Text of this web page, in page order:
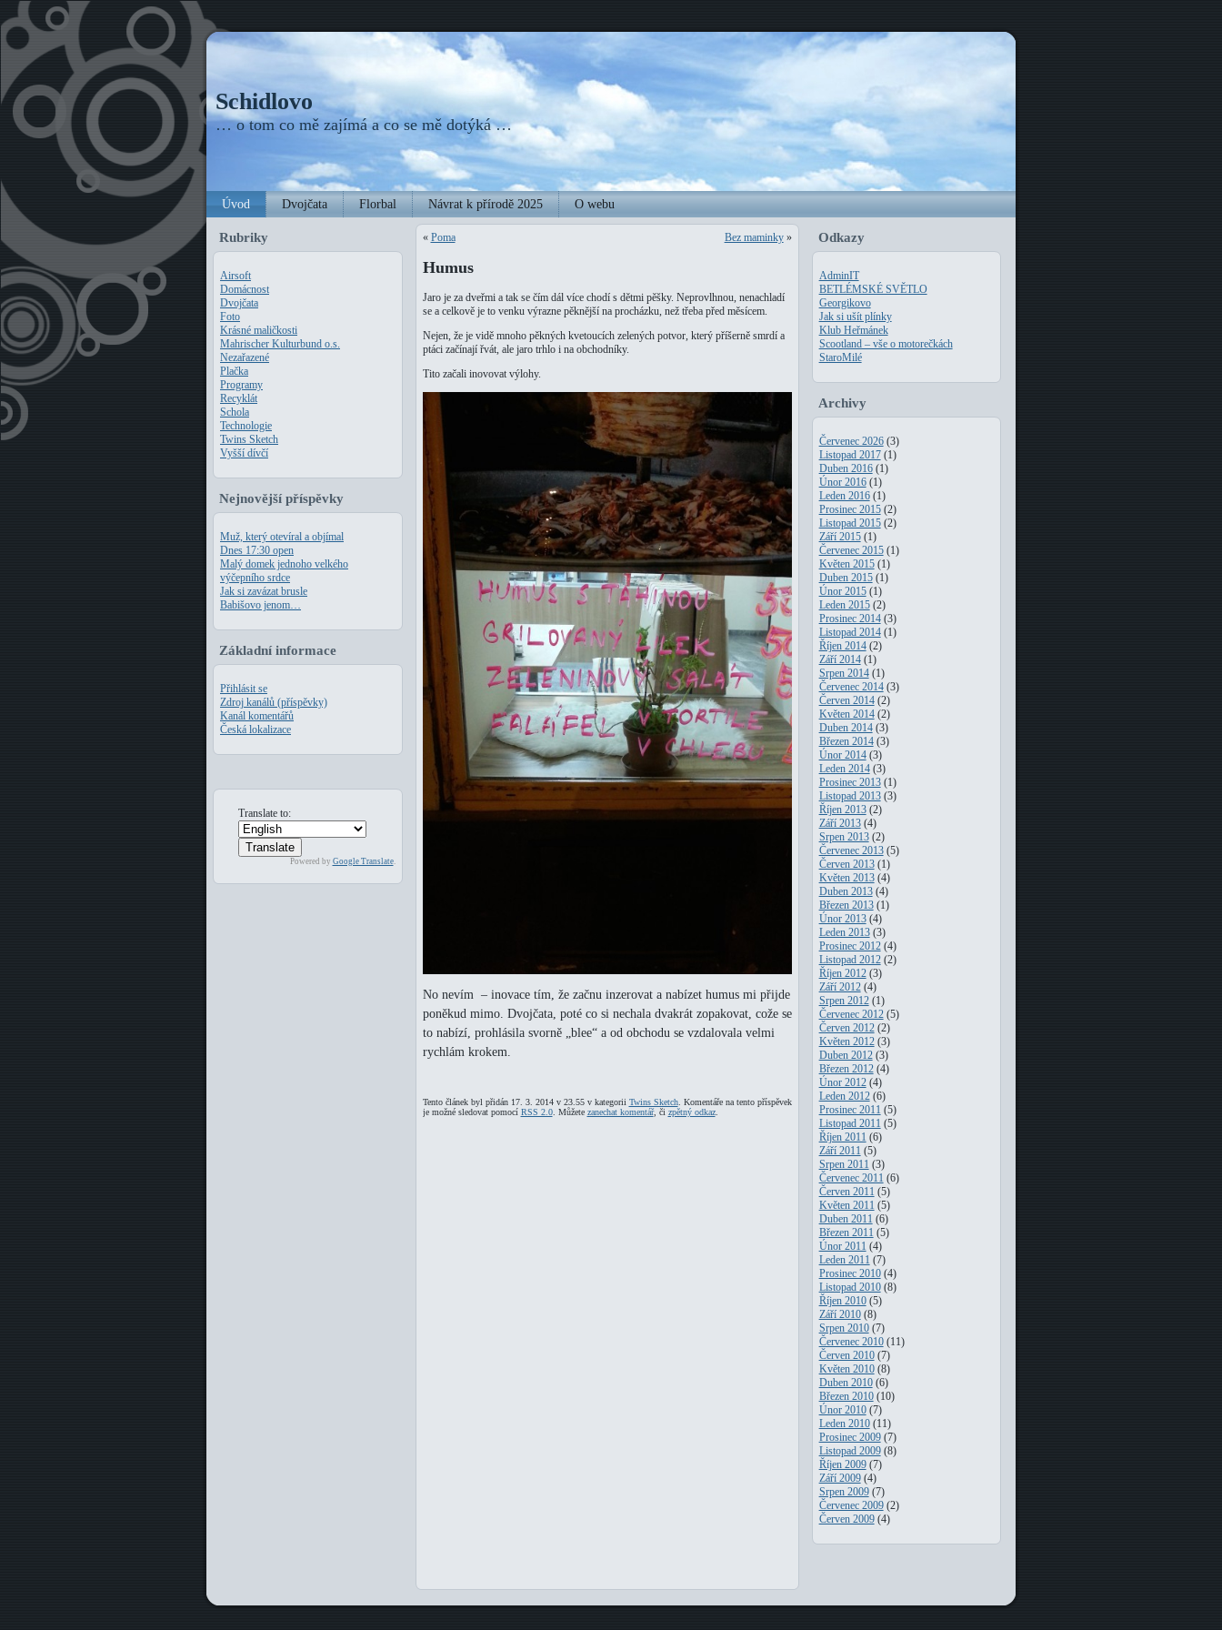
Schidlovo
… o tom co mě zajímá a co se mě dotýká …
Úvod Dvojčata Florbal Návrat k přírodě 2025 O webu
Rubriky
Airsoft
Domácnost
Dvojčata
Foto
Krásné maličkosti
Mahrischer Kulturbund o.s.
Nezařazené
Plačka
Programy
Recyklát
Schola
Technologie
Twins Sketch
Vyšší dívčí
Nejnovější příspěvky
Muž, který otevíral a objímal
Dnes 17:30 open
Malý domek jednoho velkého
výčepního srdce
Jak si zavázat brusle
Babišovo jenom…
Základní informace
Přihlásit se
Zdroj kanálů (příspěvky)
Kanál komentářů
Česká lokalizace
Translate to:
Powered by Google Translate.
« Poma Bez maminky»
Humus
Jaro je za dveřmi a tak se čím dál více chodí s dětmi pěšky. Neprovlhnou, nenachladí
se a celkově je to venku výrazne pěknější na procházku, než třeba před měsícem.
Nejen, že je vidě mnoho pěkných kvetoucích zelených potvor, který příšerně smrdí a
ptáci začínají řvát, ale jaro trhlo i na obchodníky.
Tito začali inovovat výlohy.
No nevím – inovace tím, že začnu inzerovat a nabízet humus mi přijde
poněkud mimo. Dvojčata, poté co si nechala dvakrát zopakovat, cože se
to nabízí, prohlásila svorně „blee“ a od obchodu se vzdalovala velmi
rychlám krokem.
Tento článek byl přidán 17. 3. 2014 v 23.55 v kategorii Twins Sketch. Komentáře na tento příspěvek
je možné sledovat pomocí RSS 2.0. Můžete zanechat komentář, či zpětný odkaz.
Odkazy
AdminIT
BETLÉMSKÉ SVĚTLO
Georgikovo
Jak si ušít plínky
Klub Heřmánek
Scootland – vše o motorečkách
StaroMilé
Archivy
Červenec 2026(3)
Listopad 2017(1)
Duben 2016(1)
Únor 2016(1)
Leden 2016(1)
Prosinec 2015(2)
Listopad 2015(2)
Září 2015(1)
Červenec 2015(1)
Květen 2015(1)
Duben 2015(1)
Únor 2015(1)
Leden 2015(2)
Prosinec 2014(3)
Listopad 2014(1)
Říjen 2014(2)
Září 2014(1)
Srpen 2014(1)
Červenec 2014(3)
Červen 2014(2)
Květen 2014(2)
Duben 2014(3)
Březen 2014(3)
Únor 2014(3)
Leden 2014(3)
Prosinec 2013(1)
Listopad 2013(3)
Říjen 2013(2)
Září 2013(4)
Srpen 2013(2)
Červenec 2013(5)
Červen 2013(1)
Květen 2013(4)
Duben 2013(4)
Březen 2013(1)
Únor 2013(4)
Leden 2013(3)
Prosinec 2012(4)
Listopad 2012(2)
Říjen 2012(3)
Září 2012(4)
Srpen 2012(1)
Červenec 2012(5)
Červen 2012(2)
Květen 2012(3)
Duben 2012(3)
Březen 2012(4)
Únor 2012(4)
Leden 2012(6)
Prosinec 2011 (5)
Listopad 2011 (5)
Říjen 2011 (6)
Září 2011 (5)
Srpen 2011 (3)
Červenec 2011 (6)
Červen 2011 (5)
Květen 2011 (5)
Duben 2011 (6)
Březen 2011 (5)
Únor 2011 (4)
Leden 2011 (7)
Prosinec 2010(4)
Listopad 2010(8)
Říjen 2010(5)
Září 2010(8)
Srpen 2010(7)
Červenec 2010(11)
Červen 2010(7)
Květen 2010(8)
Duben 2010(6)
Březen 2010(10)
Únor 2010(7)
Leden 2010(11)
Prosinec 2009(7)
Listopad 2009(8)
Říjen 2009(7)
Září 2009(4)
Srpen 2009(7)
Červenec 2009(2)
Červen 2009(4)